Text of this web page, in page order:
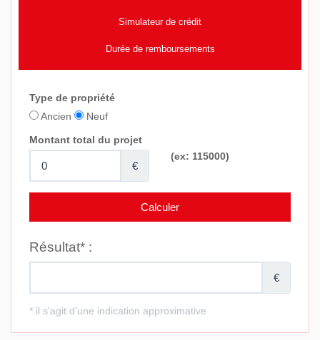
Simulateur de crédit
Durée de remboursements